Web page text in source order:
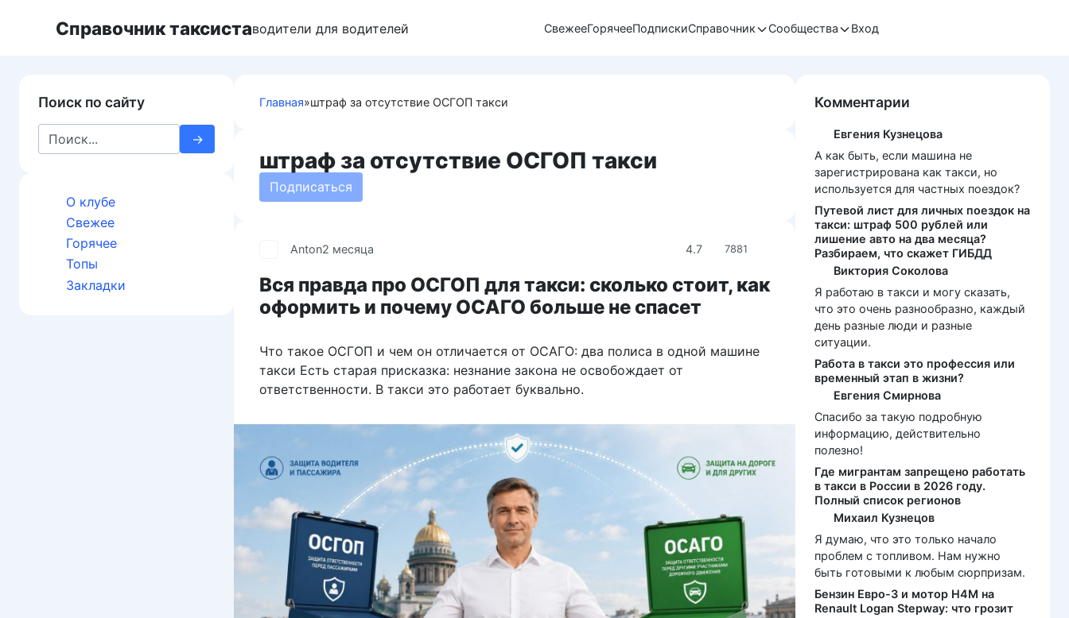
Справочник таксиставодители для водителей СвежееГорячееПодпискиСправочник Сообщества Вход
Главная»штраф за отсутствие ОСГОП такси
штраф за отсутствие ОСГОП такси
Подписаться
7881
4.7
Anton2 месяца
Вся правда про ОСГОП для такси: сколько стоит, как
оформить и почему ОСАГО больше не спасет
Что такое ОСГОП и чем он отличается от ОСАГО: два полиса в одной машине
такси Есть старая присказка: незнание закона не освобождает от
ответственности. В такси это работает буквально.
Поиск по сайту
Search
for:
О клубе
Свежее
Горячее
Топы
Закладки
Комментарии
Евгения Кузнецова
А как быть, если машина не
зарегистрирована как такси, но
используется для частных поездок?
Путевой лист для личных поездок на
такси: штраф 500 рублей или
лишение авто на два месяца?
Разбираем, что скажет ГИБДД
Виктория Соколова
Я работаю в такси и могу сказать,
что это очень разнообразно, каждый
день разные люди и разные
ситуации.
Работа в такси это профессия или
временный этап в жизни?
Евгения Смирнова
Спасибо за такую подробную
информацию, действительно
полезно!
Где мигрантам запрещено работать
в такси в России в 2026 году.
Полный список регионов
Михаил Кузнецов
Я думаю, что это только начало
проблем с топливом. Нам нужно
быть готовыми к любым сюрпризам.
Бензин Евро-3 и мотор H4M на
Renault Logan Stepway: что грозит